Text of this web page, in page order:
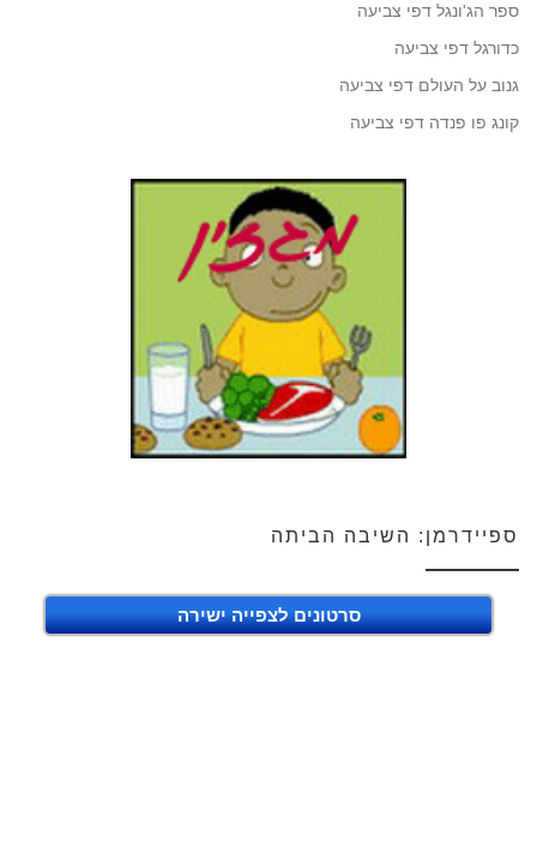
ספר הג'ונגל דפי צביעה
כדורגל דפי צביעה
גנוב על העולם דפי צביעה
קונג פו פנדה דפי צביעה
ספיידרמן: השיבה הביתה
סרטונים לצפייה ישירה